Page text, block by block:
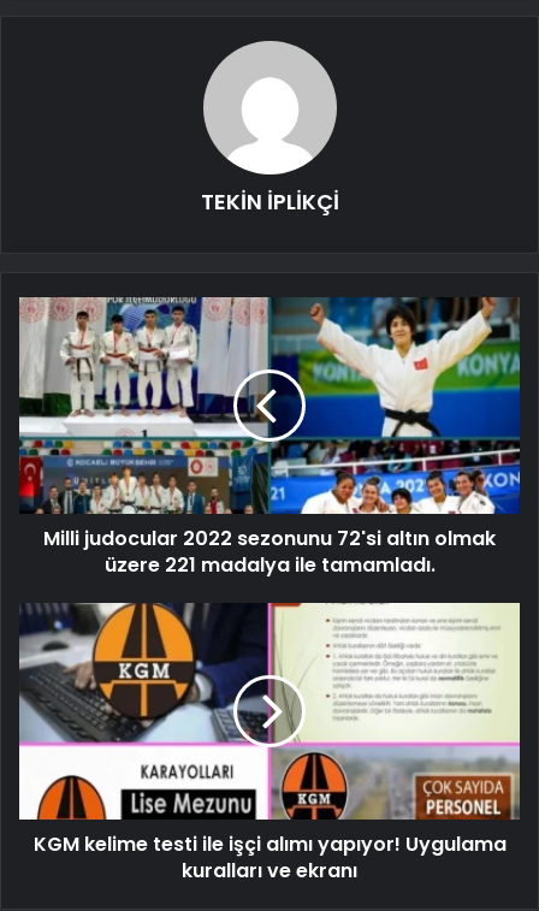
TEKİN İPLİKÇİ
Milli judocular 2022 sezonunu 72'si altın olmak
üzere 221 madalya ile tamamladı.
KGM kelime testi ile işçi alımı yapıyor! Uygulama
kuralları ve ekranı